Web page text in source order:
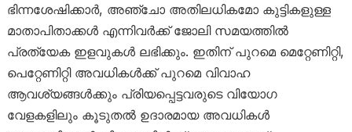
ഭിന്നശേഷിക്കാർ, അഞ്ചോ അതിലധികമോ കുട്ടികളുള്ള
മാതാപിതാക്കൾ എന്നിവർക്ക് ജോലി സമയത്തിൽ
പ്രത്യേക ഇളവുകൾ ലഭിക്കും. ഇതിന് പുറമെ മെറ്റേണിറ്റി,
പെറ്റേണിറ്റി അവധികൾക്ക് പുറമെ വിവാഹ
ആവശ്യങ്ങൾക്കും പ്രിയപ്പെട്ടവരുടെ വിയോഗ
വേളകളിലും കൂടുതൽ ഉദാരമായ അവധികൾ